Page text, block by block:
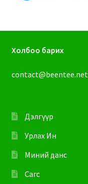
Холбоо барих
contact@beentee.net
Дэлгүүр
Урлах Ин
Миний данс
Сагс